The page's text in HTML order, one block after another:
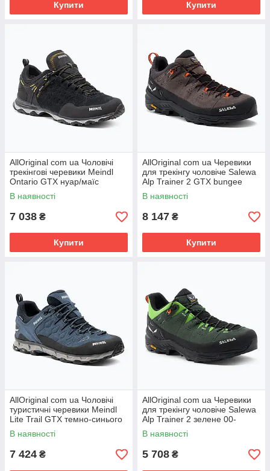
Купити Купити
AllOriginal com ua Чоловічі
трекінгові черевики Meindl
Ontario GTX нуар/маїс
РОЗМІРИ ЗАПИТУЙТЕ
В наявності
7 038 ₴
Купити
AllOriginal com ua Черевики
для трекінгу чоловіче Salewa
Alp Trainer 2 GTX bungee
cord 00-0000061400
РОЗМІРИ
В наявності
8 147 ₴
Купити
AllOriginal com ua Чоловічі
туристичні черевики Meindl
Lite Trail GTX темно-синього
кольору РОЗМІРИ
ЗАПИТУЙТЕ
В наявності
7 424 ₴
AllOriginal com ua Черевики
для трекінгу чоловіче Salewa
Alp Trainer 2 зелене 00-
0000061402 РОЗМІРИ
ЗАПИТУЙТЕ
В наявності
5 708 ₴